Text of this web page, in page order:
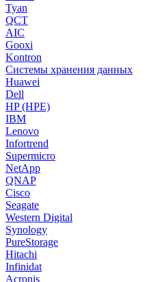
Tyan
QCT
AIC
Gooxi
Kontron
Системы хранения данных
Huawei
Dell
HP (HPE)
IBM
Lenovo
Infortrend
Supermicro
NetApp
QNAP
Cisco
Seagate
Western Digital
Synology
PureStorage
Hitachi
Infinidat
Acronis